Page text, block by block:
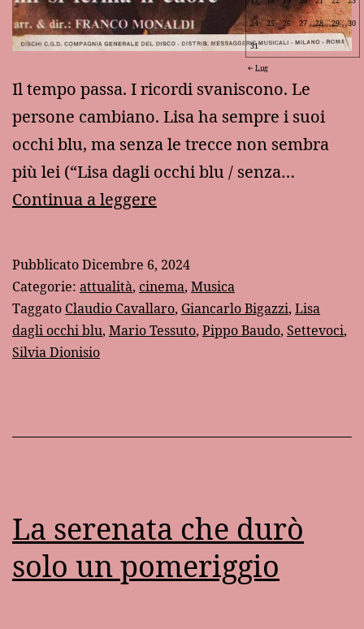
Il tempo passa. I ricordi svaniscono. Le
persone cambiano. Lisa ha sempre i suoi
occhi blu, ma senza le trecce non sembra
più lei (“Lisa dagli occhi blu / senza…
Continua a leggere
blu”
–
Addio
PubblicatoDicembre 6, 2024
Categorie: attualità, cinema, Musica
Taggato Claudio Cavallaro, Giancarlo Bigazzi, Lisa
dagli occhi blu, Mario Tessuto, Pippo Baudo, Settevoci,
Silvia Dionisio
La serenata che durò
solo un pomeriggio
24 25 26 27 28 29 30
31
Lug